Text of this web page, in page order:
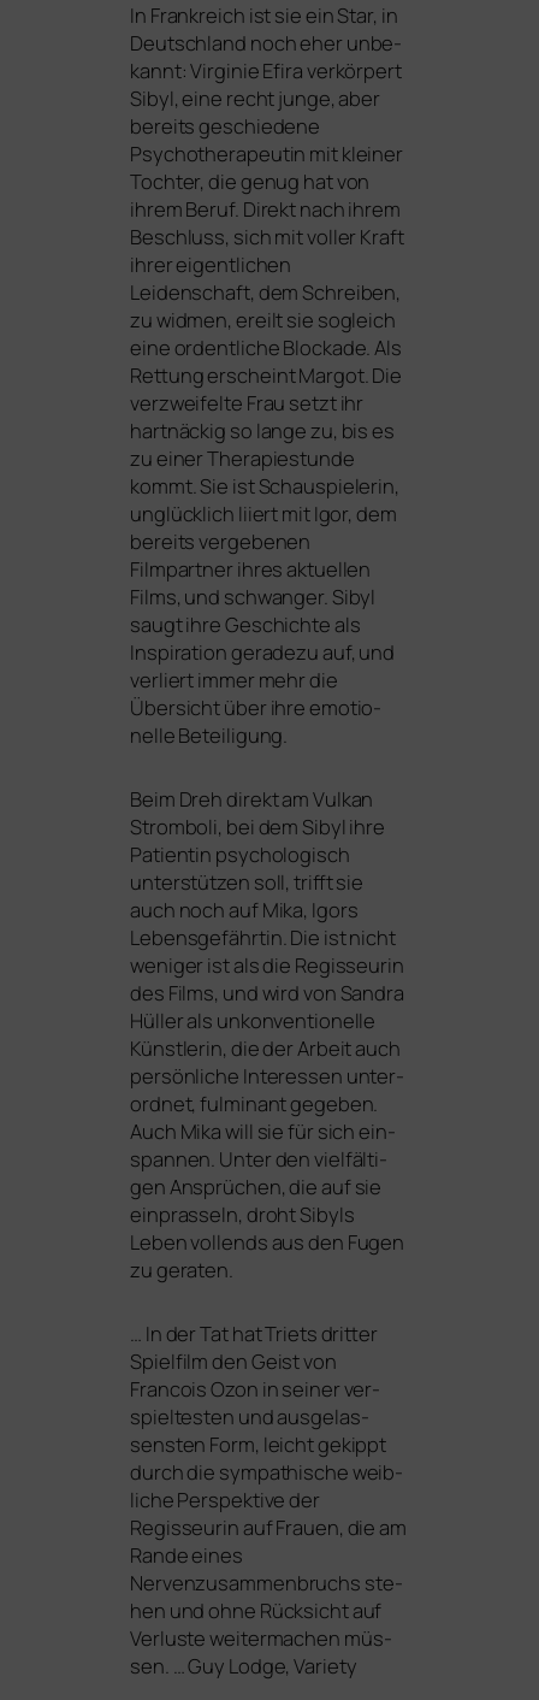
In Frankreich ist sie ein Star, in
Deutschland noch eher unbe­
kannt: Virginie Efira ver­kör­pert
Sibyl, eine recht jun­ge, aber
bereits geschie­de­ne
Psychotherapeutin mit klei­ner
Tochter, die genug hat von
ihrem Beruf. Direkt nach ihrem
Beschluss, sich mit vol­ler Kraft
ihrer eigent­li­chen
Leidenschaft, dem Schreiben,
zu wid­men, ereilt sie sogleich
eine ordent­li­che Blockade. Als
Rettung erscheint Margot. Die
ver­zwei­fel­te Frau setzt ihr
hart­nä­ckig so lan­ge zu, bis es
zu einer Therapiestunde
kommt. Sie ist Schauspielerin,
unglück­lich liiert mit Igor, dem
bereits ver­ge­be­nen
Filmpartner ihres aktu­el­len
Films, und schwan­ger. Sibyl
saugt ihre Geschichte als
Inspiration gera­de­zu auf, und
ver­liert immer mehr die
Übersicht über ihre emo­tio­
nel­le Beteiligung.
Beim Dreh direkt am Vulkan
Stromboli, bei dem Sibyl ihre
Patientin psy­cho­lo­gisch
unter­stüt­zen soll, trifft sie
auch noch auf Mika, Igors
Lebensgefährtin. Die ist nicht
weni­ger ist als die Regisseurin
des Films, und wird von Sandra
Hüller als unkon­ven­tio­nel­le
Künstlerin, die der Arbeit auch
per­sön­li­che Interessen unter­
ord­net, ful­mi­nant gege­ben.
Auch Mika will sie für sich ein­
span­nen. Unter den viel­fäl­ti­
gen Ansprüchen, die auf sie
ein­pras­seln, droht Sibyls
Leben voll­ends aus den Fugen
zu geraten.
… In der Tat hat Triets drit­ter
Spielfilm den Geist von
Francois Ozon in sei­ner ver­
spiel­tes­ten und aus­ge­las­
sens­ten Form, leicht gekippt
durch die sym­pa­thi­sche weib­
li­che Perspektive der
Regisseurin auf Frauen, die am
Rande eines
Nervenzusammenbruchs ste­
hen und ohne Rücksicht auf
Verluste wei­ter­ma­chen müs­
sen. … Guy Lodge, Variety